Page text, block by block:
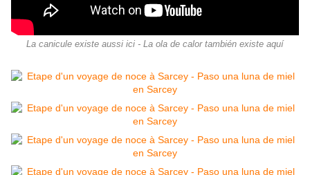
La canicule existe aussi ici - La ola de calor también existe aquí